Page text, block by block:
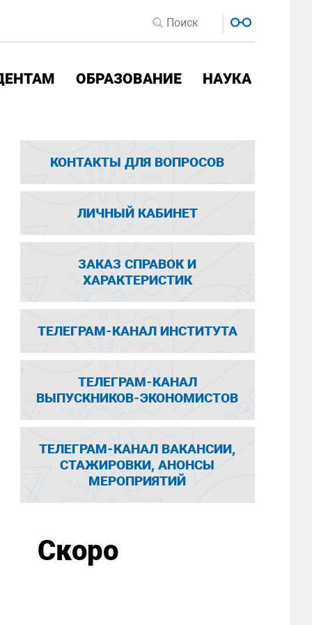
ОБРАЗОВАНИЕ НАУКА
КОНТАКТЫ ДЛЯ ВОПРОСОВ
ЛИЧНЫЙ КАБИНЕТ
ЗАКАЗ СПРАВОК И
ХАРАКТЕРИСТИК
ТЕЛЕГРАМ-КАНАЛ ИНСТИТУТА
ТЕЛЕГРАМ-КАНАЛ
ВЫПУСКНИКОВ-ЭКОНОМИСТОВ
ТЕЛЕГРАМ-КАНАЛ ВАКАНСИИ,
СТАЖИРОВКИ, АНОНСЫ
МЕРОПРИЯТИЙ
Скоро